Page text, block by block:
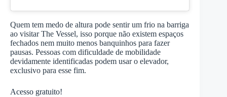
Quem tem medo de altura pode sentir um frio na barriga
ao visitar The Vessel, isso porque não existem espaços
fechados nem muito menos banquinhos para fazer
pausas. Pessoas com dificuldade de mobilidade
devidamente identificadas podem usar o elevador,
exclusivo para esse fim.
Acesso gratuito!